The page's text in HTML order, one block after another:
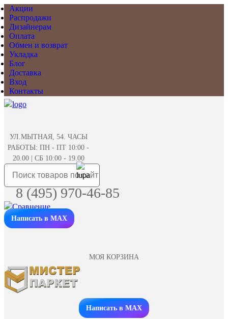
Акции
Распродажи
Дизайнерам
Оплата
Обмен и возврат
Укладка
Блог
Доставка
Вход
Контакты
УЛ.МЫТНАЯ, 54. ЧАСЫ
РАБОТЫ: ПН - ПТ 10:00 -
20.00 | СБ 10:00 - 19.00
8 (495) 970-46-85
Написать в MAX
МОЯ КОРЗИНА
Заказать звонок
Написать в MAX